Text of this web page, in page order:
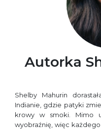
Autorka
Shelby Mahurin
Indianie, gdzie patyki
krowy w smoki. Mimo
wyobraźnię, więc